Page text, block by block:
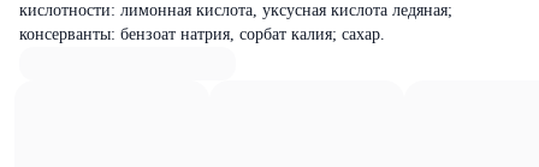
кислотности: лимонная кислота, уксусная кислота ледяная;
консерванты: бензоат натрия, сорбат калия; сахар.